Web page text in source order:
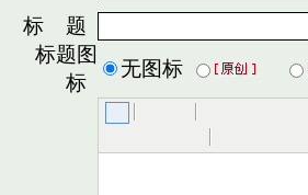
标 题
标题图
标
无图标